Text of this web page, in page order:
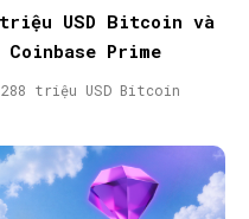
triệu USD Bitcoin và
Prime
288 triệu USD Bitcoin